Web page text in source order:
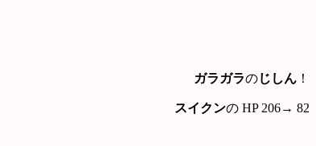
ガラガラのじしん ！
スイクンの HP 206→ 82